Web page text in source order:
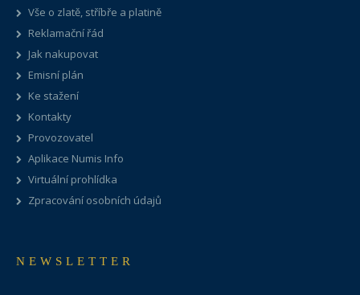
Vše o zlatě, stříbře a platině
Reklamační řád
Jak nakupovat
Emisní plán
Ke stažení
Kontakty
Provozovatel
Aplikace Numis Info
Virtuální prohlídka
Zpracování osobních údajů
NEWSLETTER